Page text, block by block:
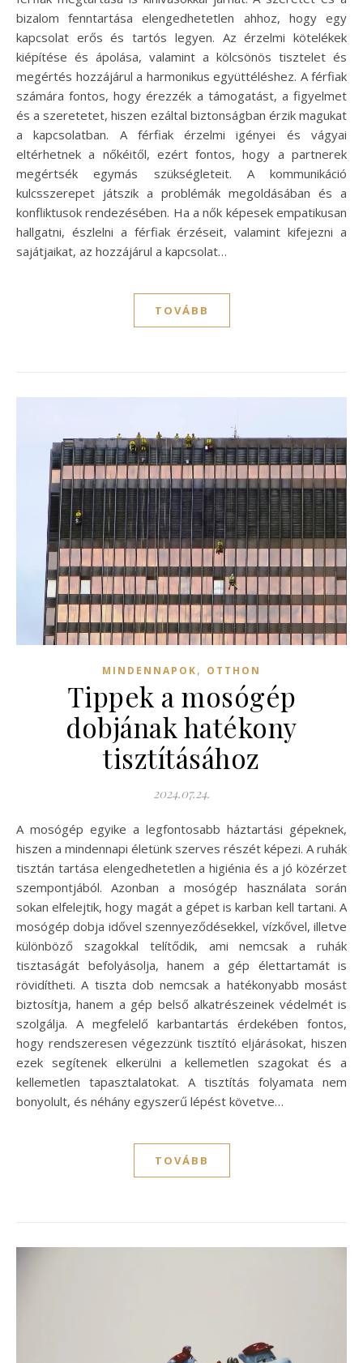
bizalom fenntartása elengedhetetlen ahhoz, hogy egy
kapcsolat erős és tartós legyen. Az érzelmi kötelékek
kiépítése és ápolása, valamint a kölcsönös tisztelet és
megértés hozzájárul a harmonikus együttéléshez. A férfiak
számára fontos, hogy érezzék a támogatást, a figyelmet
és a szeretetet, hiszen ezáltal biztonságban érzik magukat
a kapcsolatban. A férfiak érzelmi igényei és vágyai
eltérhetnek a nőkéitől, ezért fontos, hogy a partnerek
megértsék egymás szükségleteit. A kommunikáció
kulcsszerepet játszik a problémák megoldásában és a
konfliktusok rendezésében. Ha a nők képesek empatikusan
hallgatni, észlelni a férfiak érzéseit, valamint kifejezni a
sajátjaikat, az hozzájárul a kapcsolat…
TOVÁBB
MINDENNAPOK, OTTHON
Tippek a mosógép
dobjának hatékony
tisztításához
2024.07.24.
A mosógép egyike a legfontosabb háztartási gépeknek,
hiszen a mindennapi életünk szerves részét képezi. A ruhák
tisztán tartása elengedhetetlen a higiénia és a jó közérzet
szempontjából. Azonban a mosógép használata során
sokan elfelejtik, hogy magát a gépet is karban kell tartani. A
mosógép dobja idővel szennyeződésekkel, vízkővel, illetve
különböző szagokkal telítődik, ami nemcsak a ruhák
tisztaságát befolyásolja, hanem a gép élettartamát is
rövidítheti. A tiszta dob nemcsak a hatékonyabb mosást
biztosítja, hanem a gép belső alkatrészeinek védelmét is
szolgálja. A megfelelő karbantartás érdekében fontos,
hogy rendszeresen végezzünk tisztító eljárásokat, hiszen
ezek segítenek elkerülni a kellemetlen szagokat és a
kellemetlen tapasztalatokat. A tisztítás folyamata nem
bonyolult, és néhány egyszerű lépést követve…
TOVÁBB